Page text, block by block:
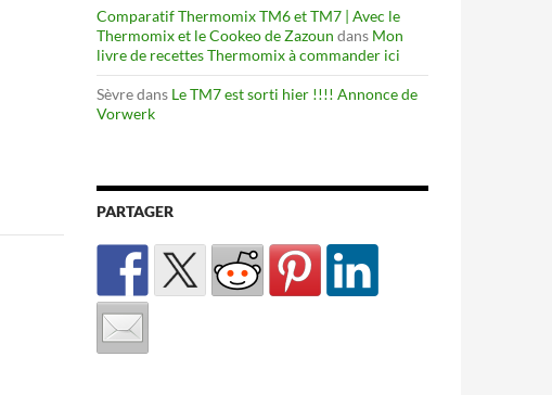
Comparatif Thermomix TM6 et TM7 | Avec le
Thermomix et le Cookeo de Zazoun dans Mon
livre de recettes Thermomix à commander ici
Sèvredans Le TM7 est sorti hier !!!! Annonce de
Vorwerk
PARTAGER